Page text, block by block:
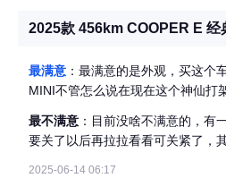
2025款 456km COOPER E 经
最满意 ：最满意的是外观，买这个
MINI不管怎么说在现在这个神仙打
最不满意 ：目前没啥不满意的，有
要关了以后再拉拉看看可关紧了，
2025-06-14 06:17